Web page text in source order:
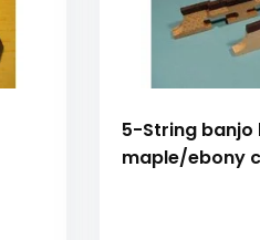
5-String banjo
maple/ebony